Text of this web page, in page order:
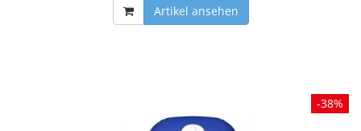
Artikel ansehen
-38%